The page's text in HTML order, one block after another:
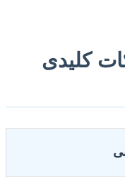
کلیدی